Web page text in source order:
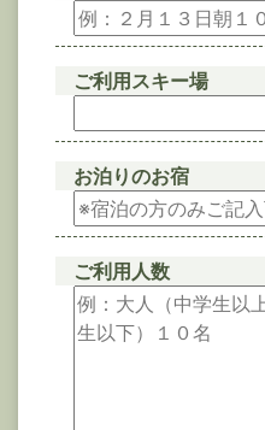
ご利用スキー場
お泊りのお宿
ご利用人数